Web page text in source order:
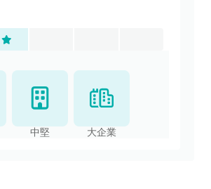
中堅 大企業